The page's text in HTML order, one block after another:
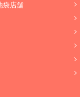
袋店舗